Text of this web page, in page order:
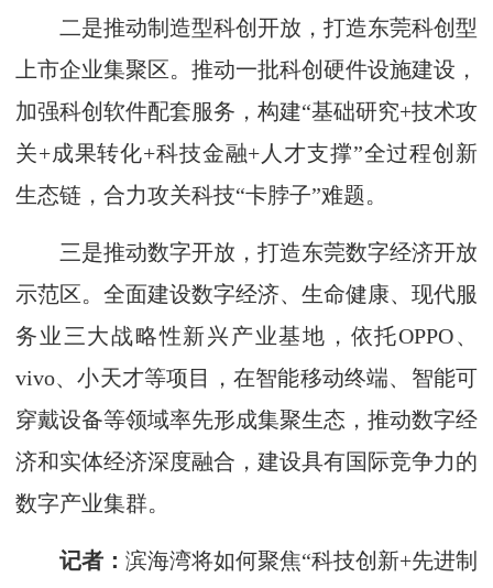
二是推动制造型科创开放，打造东莞科创型
上市企业集聚区。推动一批科创硬件设施建设，
加强科创软件配套服务，构建“基础研究+技术攻
关+成果转化+科技金融+人才支撑”全过程创新
生态链，合力攻关科技“卡脖子”难题。
三是推动数字开放，打造东莞数字经济开放
示范区。全面建设数字经济、生命健康、现代服
务业三大战略性新兴产业基地，依托OPPO、
vivo、小天才等项目，在智能移动终端、智能可
穿戴设备等领域率先形成集聚生态，推动数字经
济和实体经济深度融合，建设具有国际竞争力的
数字产业集群。
记者： 滨海湾将如何聚焦“科技创新+先进制